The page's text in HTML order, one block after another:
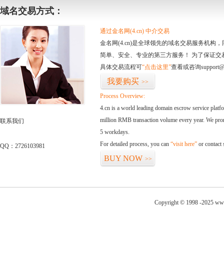
域名交易方式：
联系我们
QQ：2726103981
通过金名网(4.cn) 中介交易
金名网(4.cn)是全球领先的域名交易服务机构
简单、安全、专业的第三方服务！ 为了保证
具体交易流程可“点击这里”查看或咨询
我要购买 >>
Process Overview:
4.cn is a world leading domain escrow service
million RMB transaction volume every year. We
5 workdays.
For detailed process, you can “visit here” or contact
BUY NOW >>
Copyright © 1998 -2025